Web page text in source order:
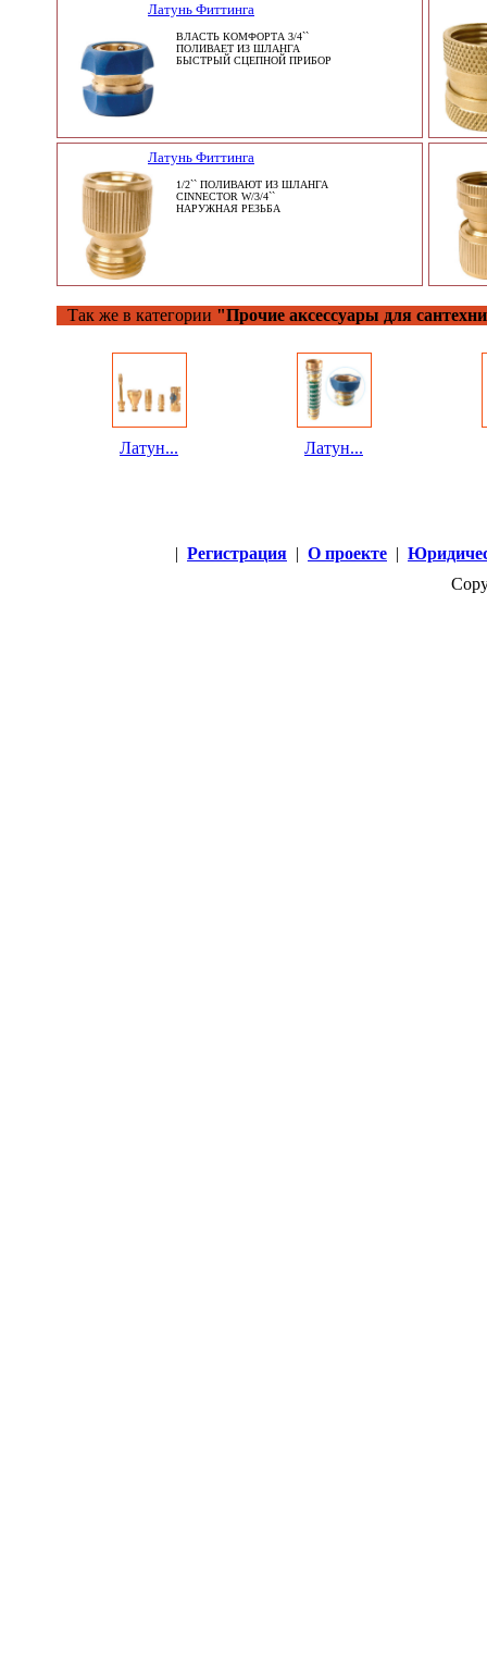
Латунь Фиттинга
ВЛАСТЬ КОМФОРТА 3/4``
ПОЛИВАЕТ ИЗ ШЛАНГА
БЫСТРЫЙ СЦЕПНОЙ ПРИБОР
Латунь Фиттинга
1/2`` ПОЛИВАЮТ ИЗ ШЛАНГА
CINNECTOR W/3/4``
НАРУЖНАЯ РЕЗЬБА
Так же в категории "Прочие аксессуары для
Латун... Латун...
| Регистрация | О проекте |